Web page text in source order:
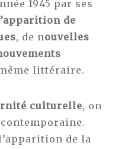
1945 par ses
de
, de nouvelles
littéraire.
culturelle, on
de la